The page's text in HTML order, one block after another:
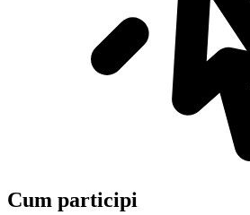
Cum participi